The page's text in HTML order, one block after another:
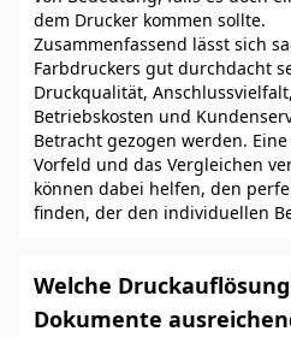
dem Drucker kommen sollte.
Zusammenfassend lässt sich
Farbdruckers gut durchdacht
Druckqualität,
Betriebskosten und
Betracht gezogen werden.
Vorfeld und das Vergleichen
können dabei helfen, den
finden, der den individuellen
Welche
Dokumente